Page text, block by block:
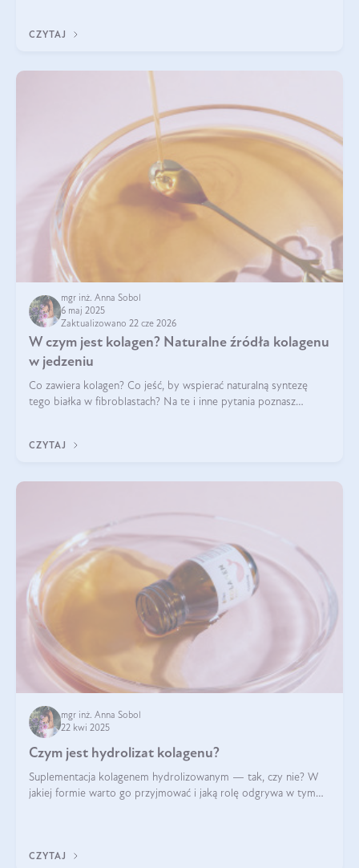
CZYTAJ
mgr inż. Anna Sobol
6 maj 2025
Zaktualizowano 22 cze 2026
W czym jest kolagen? Naturalne źródła kolagenu
w jedzeniu
Co zawiera kolagen? Co jeść, by wspierać naturalną syntezę
tego białka w fibroblastach? Na te i inne pytania poznasz
CZYTAJ
mgr inż. Anna Sobol
22 kwi 2025
Czym jest hydrolizat kolagenu?
Suplementacja kolagenem hydrolizowanym — tak, czy nie? W
jakiej formie warto go przyjmować i jaką rolę odgrywa w tym
CZYTAJ